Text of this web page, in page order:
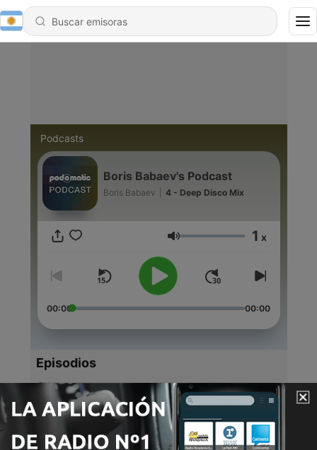
Podcasts
Boris Babaev's Podcast
Boris Babaev 4 - Deep Disco Mix
Volumen 1 x
00:00 00:00
Episodios
Deep Disco Mix
16 mar. 2014
- The Skywalker Mix